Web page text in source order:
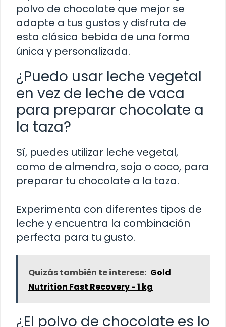
polvo de chocolate que mejor se
adapte a tus gustos y disfruta de
esta clásica bebida de una forma
única y personalizada.
¿Puedo usar leche vegetal
en vez de leche de vaca
para preparar chocolate a
la taza?
Sí, puedes utilizar leche vegetal,
como de almendra, soja o coco, para
preparar tu chocolate a la taza.
Experimenta con diferentes tipos de
leche y encuentra la combinación
perfecta para tu gusto.
Quizás también te interese: Gold
Nutrition Fast Recovery - 1 kg
¿El polvo de chocolate es lo